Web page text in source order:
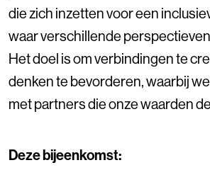
die zich inzetten voor een
waar verschillende
Het doel is om verbindingen te
denken te bevorderen, waarbij
met partners die onze waarden
Deze bijeenkomst: